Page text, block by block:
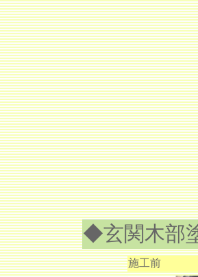
◆玄関木部
施工前